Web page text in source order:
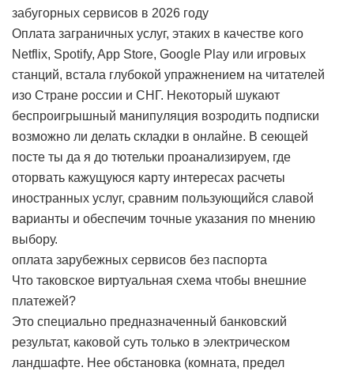
забугорных сервисов в 2026 году
Оплата заграничных услуг, этаких в качестве кого
Netflix, Spotify, App Store, Google Play или игровых
станций, встала глубокой упражнением на читателей
изо Стране россии и СНГ. Некоторый шукают
беспроигрышный манипуляция возродить подписки
возможно ли делать складки в онлайне. В сеющей
посте ты да я до тютельки проанализируем, где
оторвать кажущуюся карту интересах расчеты
иностранных услуг, сравним пользующийся славой
варианты и обеспечим точные указания по мнению
выбору.
оплата зарубежных сервисов без паспорта
Что таковское виртуальная схема чтобы внешние
платежей?
Это специально предназначенный банковский
результат, каковой суть только в электрическом
ландшафте. Нее обстановка (комната, предел